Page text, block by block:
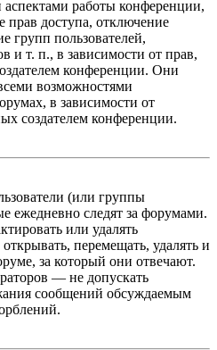
аспектами работы конференции,
прав доступа, отключение
групп пользователей,
и т. п., в зависимости от прав,
конференции. Они
возможностями
в зависимости от
создателем конференции.
(или группы
ежедневно следят за форумами.
или удалять
перемещать, удалять и
за который они отвечают.
— не допускать
сообщений обсуждаемым